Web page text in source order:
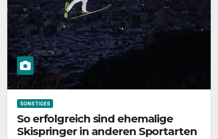
SONSTIGES
So erfolgreich sind ehemalige
Skispringer in anderen Sportarten